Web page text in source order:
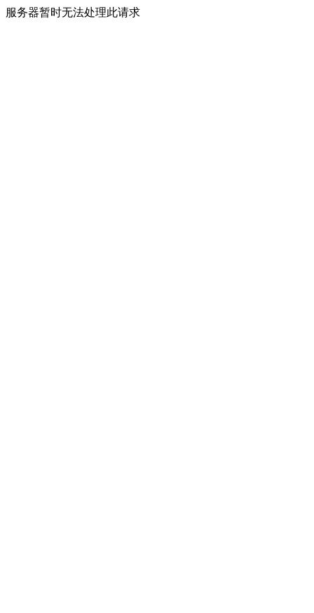
服务器暂时无法处理此请求